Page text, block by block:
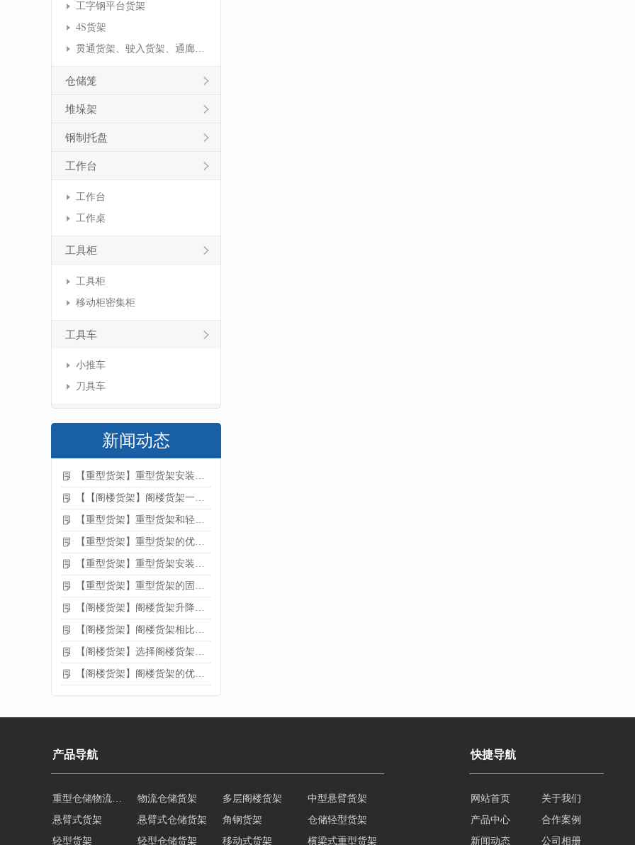
工字钢平台货架
4S货架
贯通货架、驶入货架、通廊货架
仓储笼
堆垛架
钢制托盘
工作台
工作台
工作桌
工具柜
工具柜
移动柜密集柜
工具车
小推车
刀具车
新闻动态
【重型货架】重型货架安装注意事项
【【阁楼货架】阁楼货架一般有哪些用途
【重型货架】重型货架和轻型货架的区别是什么
【重型货架】重型货架的优缺点
【重型货架】重型货架安装需要注意什么？
【重型货架】重型货架的固定方法
【阁楼货架】阁楼货架升降机需要注意哪些
【阁楼货架】阁楼货架相比传统货架的优势是什么
【阁楼货架】选择阁楼货架的好处？
【阁楼货架】阁楼货架的优点是什么
产品导航
重型仓储物流货架 物流仓储货架 多层阁楼货架
中型悬臂货架
悬臂式货架
悬臂式仓储货架 角钢货架
仓储轻型货架
轻型货架
轻型仓储货架 移动式货架
横梁式重型货架
阁楼货架定制
广州重型货架 深圳阁楼货架 佛山重型货架
快捷导航
网站首页
关于我们
产品中心
合作案例
新闻动态
公司相册